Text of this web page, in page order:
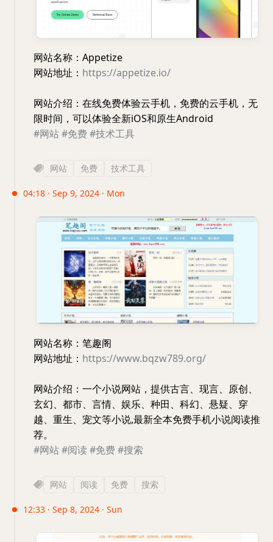
网站名称：Appetize
网站地址： https://appetize.io/
网站介绍：在线免费体验云手机，免费的云手机，无
限时间，可以体验全新iOS和原生Android
#网站#免费#技术工具
网站 免费 技术工具
04:18 · Sep 9, 2024 · Mon
网站名称：笔趣阁
网站地址： https://www.bqzw789.org/
网站介绍：一个小说网站，提供古言、现言、原创、
玄幻、都市、言情、娱乐、种田、科幻、悬疑、穿
越、重生、宠文等小说,最新全本免费手机小说阅读推
荐。
#网站#阅读 #免费#搜索
网站 阅读 免费 搜索
12:33 · Sep 8, 2024 · Sun